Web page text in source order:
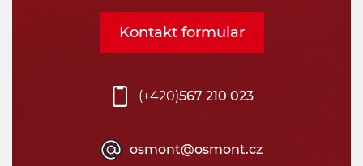
(+420)567 210 023
osmont@osmont.cz
Kontakt formular